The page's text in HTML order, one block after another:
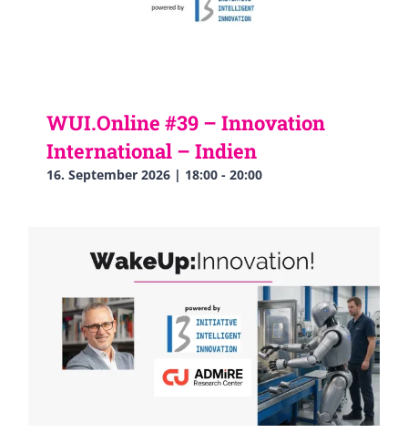
WUI.Online #39 – Innovation
International – Indien
16. September 2026 | 18:00 - 20:00